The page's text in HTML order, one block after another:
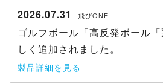
2026.07.31 飛びONE
ゴルフボール「高反発ボール
しく追加されました。
製品詳細を見る